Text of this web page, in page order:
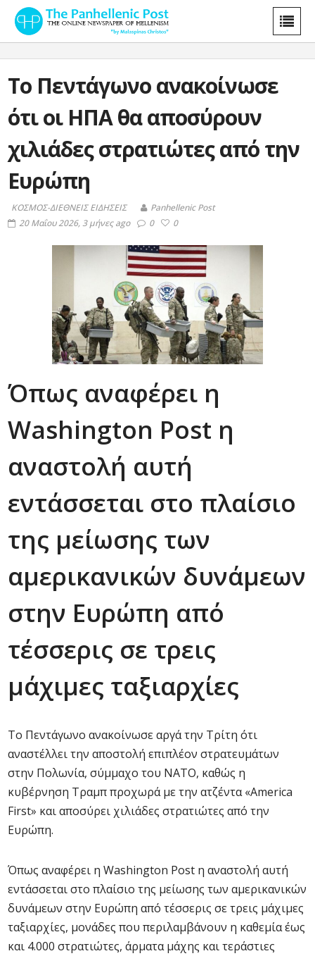
Το Πεντάγωνο ανακοίνωσε
ότι οι ΗΠΑ θα αποσύρουν
χιλιάδες στρατιώτες από την
Ευρώπη
ΚΟΣΜΟΣ-ΔΙΕΘΝΕΙΣ ΕΙΔΗΣΕΙΣ
Panhellenic Post
20 Μαΐου 2026, 3 μήνες ago
0 0
Όπως αναφέρει η
Washington Post η
αναστολή αυτή
εντάσσεται στο πλαίσιο
της μείωσης των
αμερικανικών δυνάμεων
στην Ευρώπη από
τέσσερις σε τρεις
μάχιμες ταξιαρχίες
Το Πεντάγωνο ανακοίνωσε αργά την Τρίτη ότι
αναστέλλει την αποστολή επιπλέον στρατευμάτων
στην Πολωνία, σύμμαχο του ΝΑΤΟ, καθώς η
κυβέρνηση Τραμπ προχωρά με την ατζέντα «America
First» και αποσύρει χιλιάδες στρατιώτες από την
Ευρώπη.
Όπως αναφέρει η Washington Post η αναστολή αυτή
εντάσσεται στο πλαίσιο της μείωσης των αμερικανικών
δυνάμεων στην Ευρώπη από τέσσερις σε τρεις μάχιμες
ταξιαρχίες, μονάδες που περιλαμβάνουν η καθεμία έως
και 4.000 στρατιώτες, άρματα μάχης και τεράστιες